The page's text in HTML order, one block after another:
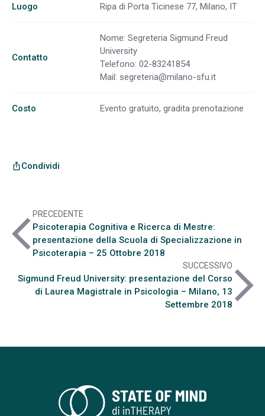
Luogo Ripa di Porta Ticinese 77, Milano, IT
Contatto
Nome: Segreteria Sigmund Freud
University
Telefono: 02-83241854
Mail: segreteria@milano-sfu.it
Costo Evento gratuito, gradita prenotazione
ios_shareCondividi
arrow_back_ios
PRECEDENTE
Psicoterapia Cognitiva e Ricerca di Mestre:
presentazione della Scuola di Specializzazione in
Psicoterapia – 25 Ottobre 2018
SUCCESSIVO
Sigmund Freud University: presentazione del Corso
di Laurea Magistrale in Psicologia – Milano, 13
Settembre 2018arrow_forward_ios